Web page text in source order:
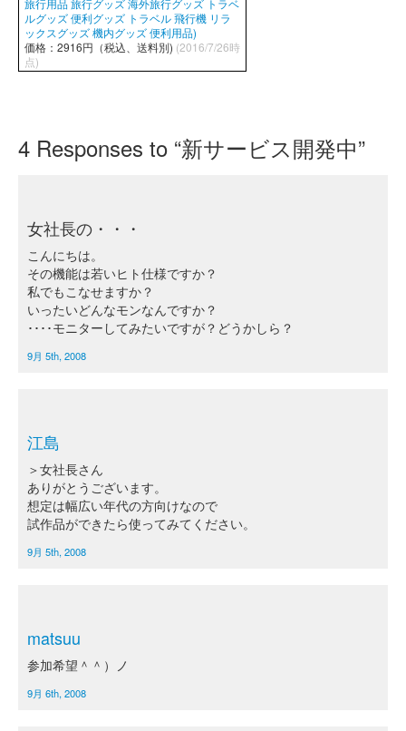
旅行用品 旅行グッズ 海外旅行グッズ トラベ
ルグッズ 便利グッズ トラベル 飛行機 リラ
ックスグッズ 機内グッズ 便利用品)
価格：2916円（税込、送料別) (2016/7/26時
点)
4 Responses to “新サービス開発中”
女社長の・・・
こんにちは。
その機能は若いヒト仕様ですか？
私でもこなせますか？
いったいどんなモンなんですか？
････モニターしてみたいですが？どうかしら？
9月 5th, 2008
江島
＞女社長さん
ありがとうございます。
想定は幅広い年代の方向けなので
試作品ができたら使ってみてください。
9月 5th, 2008
matsuu
参加希望＾＾）ノ
9月 6th, 2008